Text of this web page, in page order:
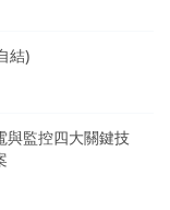
結)
與監控四大關鍵技